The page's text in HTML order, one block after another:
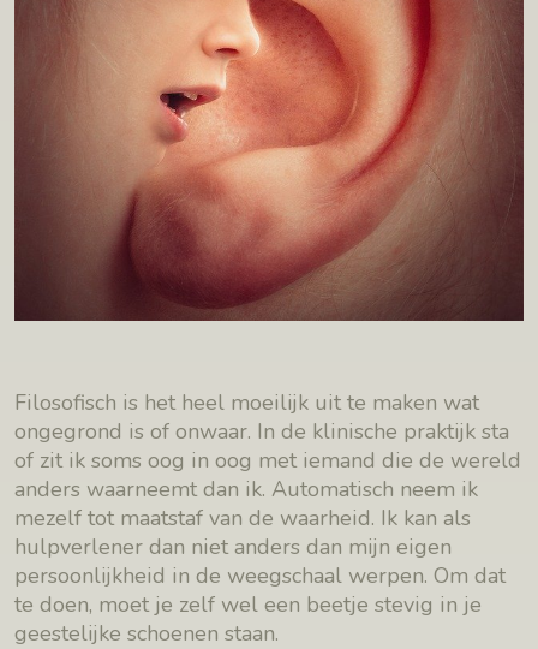
Filosofisch is het heel moeilijk uit te maken wat
ongegrond is of onwaar. In de klinische praktijk sta
of zit ik soms oog in oog met iemand die de wereld
anders waarneemt dan ik. Automatisch neem ik
mezelf tot maatstaf van de waarheid. Ik kan als
hulpverlener dan niet anders dan mijn eigen
persoonlijkheid in de weegschaal werpen. Om dat
te doen, moet je zelf wel een beetje stevig in je
geestelijke schoenen staan.